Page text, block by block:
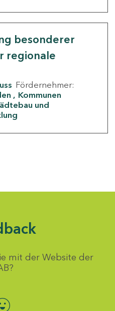
besonderer
regionale
Fördernehmer:
Kommunen
und
mit der Website der
auswählen